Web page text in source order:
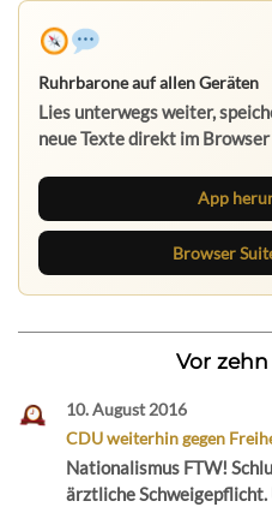
Ruhrbarone auf allen Geräten
Lies unterwegs weiter,
neue Texte direkt im
App
Browser
Vor
10. August 2016
CDU weiterhin gegen
Nationalismus FTW!
ärztliche